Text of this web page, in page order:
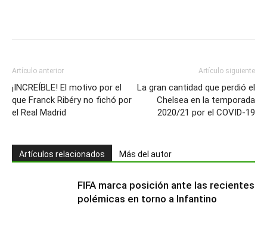
Artículo anterior
¡INCREÍBLE! El motivo por el
que Franck Ribéry no fichó por
el Real Madrid
Artículo siguiente
La gran cantidad que perdió el
Chelsea en la temporada
2020/21 por el COVID-19
Artículos relacionados Más del autor
FIFA marca posición ante las recientes
polémicas en torno a Infantino